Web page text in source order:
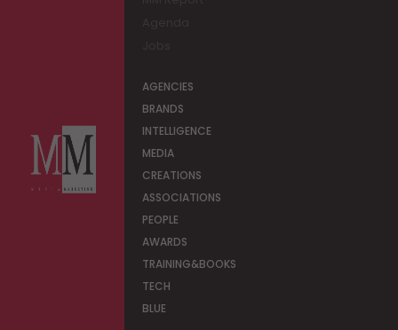
AGENCIES
BRANDS
INTELLIGENCE
MEDIA
CREATIONS
ASSOCIATIONS
PEOPLE
AWARDS
TRAINING&BOOKS
TECH
BLUE